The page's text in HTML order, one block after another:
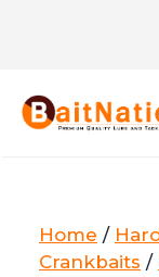
inhoud
Home /
Crankbaits /